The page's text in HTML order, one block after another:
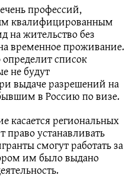
профессий,
квалифицированным
на жительство без
временное проживание.
список
не будут
выдаче разрешений на
в Россию по визе.
касается региональных
устанавливать
смогут работать за
им было выдано